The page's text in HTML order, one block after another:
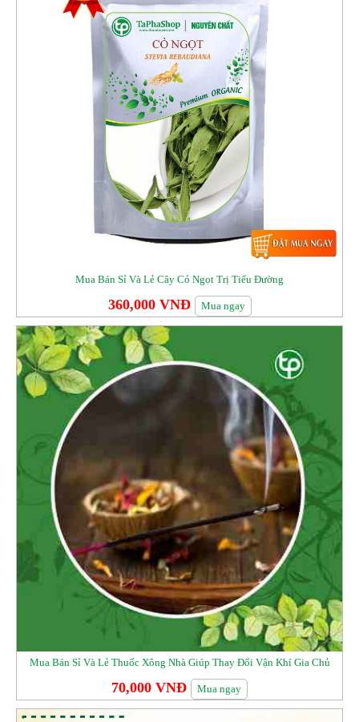
Mua Bán Sỉ Và Lẻ Cây Cỏ Ngọt Trị Tiểu Đường
360,000 VNĐ Mua ngay
Mua Bán Sỉ Và Lẻ Thuốc Xông Nhà Giúp Thay Đổi Vận Khí Gia Chủ
70,000 VNĐ Mua ngay